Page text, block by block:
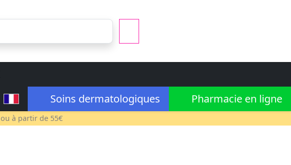
Soins dermatologiques
Pharmacie en ligne
ou à partir de 55€